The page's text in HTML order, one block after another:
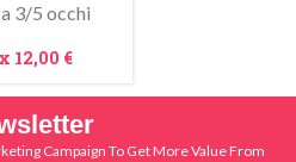
3/5 occhi
12,00 €
Campaign To Get More Value From